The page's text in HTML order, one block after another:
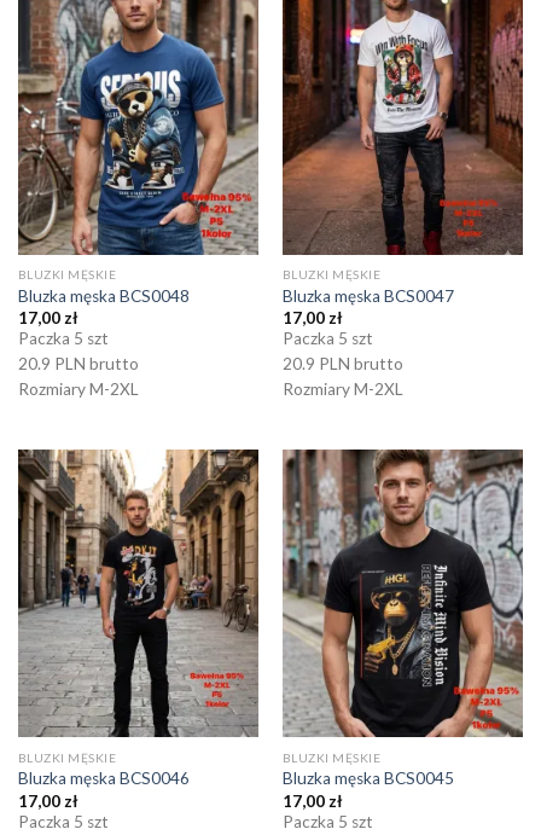
BLUZKI MĘSKIE
Bluzka męska BCS0048
17,00 zł
Paczka 5 szt
20.9 PLN brutto
Rozmiary M-2XL
BLUZKI MĘSKIE
Bluzka męska BCS0047
17,00 zł
Paczka 5 szt
20.9 PLN brutto
Rozmiary M-2XL
BLUZKI MĘSKIE
Bluzka męska BCS0046
17,00 zł
Paczka 5 szt
BLUZKI MĘSKIE
Bluzka męska BCS0045
17,00 zł
Paczka 5 szt